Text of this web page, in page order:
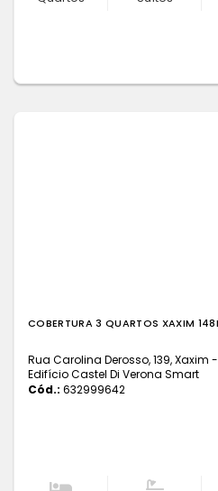
COBERTURA 3 QUARTOS XAXIM
Rua Carolina Derosso, 139, Xaxim
Edifício Castel Di Verona Smart
Cód.: 632999642